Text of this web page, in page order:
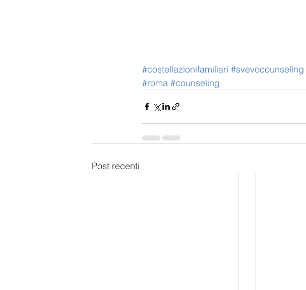
#costellazionifamiliari #svevocounseling
#roma #counseling
Post recenti